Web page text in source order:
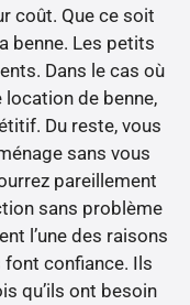
coût. Que ce soit
benne. Les petits
Dans le cas où
de benne,
Du reste, vous
sans vous
pareillement
sans problème
l’une des raisons
confiance. Ils
qu’ils ont besoin